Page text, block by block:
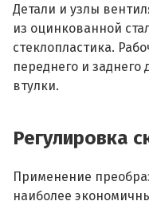
Детали и узлы
из оцинкованной
стеклопластика.
переднего и заднего
втулки.
Регулировка
Применение
наиболее